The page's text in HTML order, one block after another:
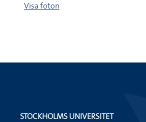
Visa foton
STOCKHOLMS UNIVERSITET